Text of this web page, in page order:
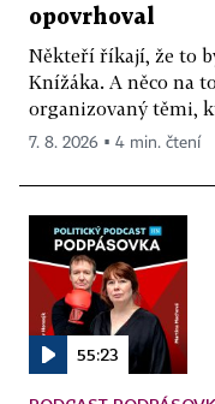
opovrhoval
Někteří říkají, že to
Knížáka. A něco na
organizovaný těmi,
7. 8. 2026 ▪ 4 min. čtení
55:23